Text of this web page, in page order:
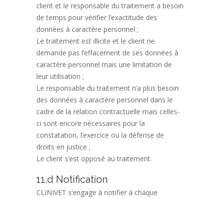
client et le responsable du traitement a besoin
de temps pour vérifier l’exactitude des
données à caractère personnel ;
Le traitement est illicite et le client ne
demande pas l’effacement de ses données à
caractère personnel mais une limitation de
leur utilisation ;
Le responsable du traitement n’a plus besoin
des données à caractère personnel dans le
cadre de la relation contractuelle mais celles-
ci sont encore nécessaires pour la
constatation, l’exercice ou la défense de
droits en justice ;
Le client s’est opposé au traitement.
11.d Notification
CLINIVET s’engage à notifier à chaque